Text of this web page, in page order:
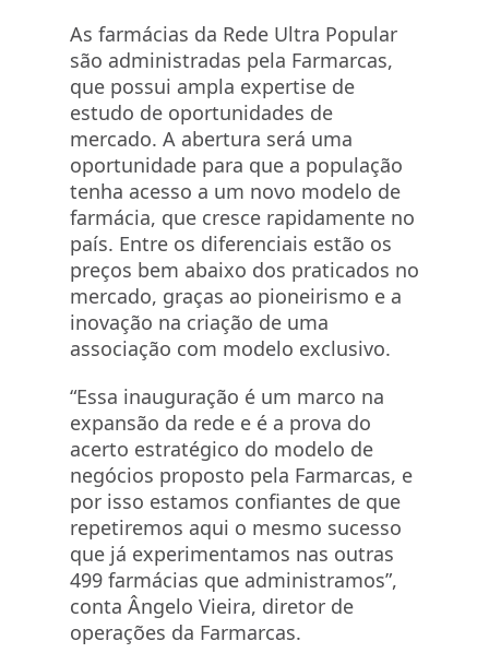
As farmácias da Rede Ultra Popular
são administradas pela Farmarcas,
que possui ampla expertise de
estudo de oportunidades de
mercado. A abertura será uma
oportunidade para que a população
tenha acesso a um novo modelo de
farmácia, que cresce rapidamente no
país. Entre os diferenciais estão os
preços bem abaixo dos praticados no
mercado, graças ao pioneirismo e a
inovação na criação de uma
associação com modelo exclusivo.
“Essa inauguração é um marco na
expansão da rede e é a prova do
acerto estratégico do modelo de
negócios proposto pela Farmarcas, e
por isso estamos confiantes de que
repetiremos aqui o mesmo sucesso
que já experimentamos nas outras
499 farmácias que administramos”,
conta Ângelo Vieira, diretor de
operações da Farmarcas.